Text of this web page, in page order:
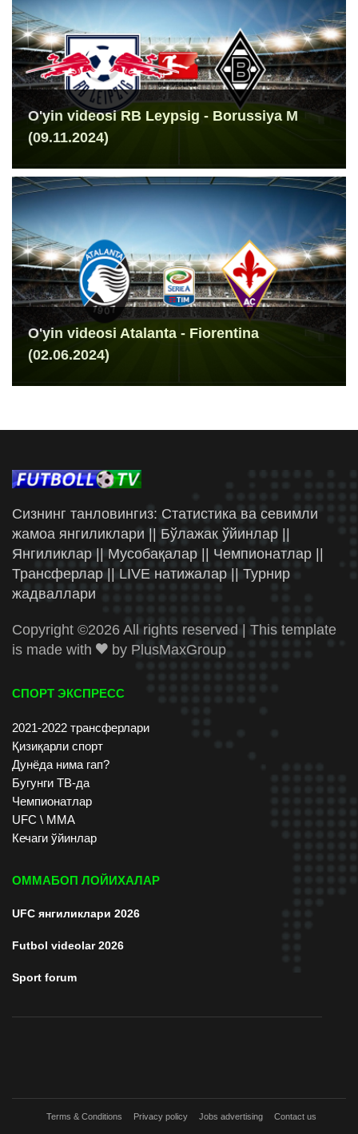
O'yin videosi RB Leypsig - Borussiya M
(09.11.2024)
O'yin videosi Atalanta - Fiorentina
(02.06.2024)
Сизнинг танловингиз: Статистика ва севимли
жамоа янгиликлари || Бўлажак ўйинлар ||
Янгиликлар || Мусобақалар || Чемпионатлар ||
Трансферлар || LIVE натижалар || Турнир
жадваллари
Copyright ©2026 All rights reserved | This template
is made with
by PlusMaxGroup
СПОРТ ЭКСПРЕСС
2021-2022 трансферлари
Қизиқарли спорт
Дунёда нима гап?
Бугунги ТВ-да
Чемпионатлар
UFC \ ММА
Кечаги ўйинлар
ОММАБОП ЛОЙИХАЛАР
UFC янгиликлари 2026
Futbol videolar 2026
Sport forum
Terms & Conditions Privacy policy Jobs advertising Contact us